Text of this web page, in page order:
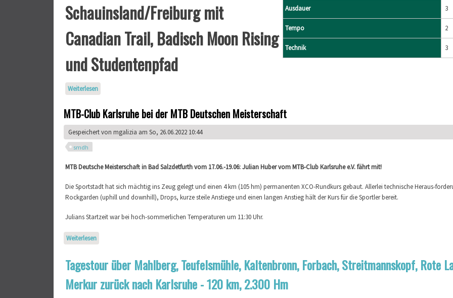
Schauinsland/Freiburg mit
Canadian Trail, Badisch Moon Rising
und Studentenpfad
Ausdauer 3
Tempo 2
Technik 3
Weiterlesen
MTB-Club Karlsruhe bei der MTB Deutschen Meisterschaft
Gespeichert von mgalizia am So, 26.06.2022 10:44
smdh
MTB Deutsche Meisterschaft in Bad Salzdetfurth vom 17.06.-19.06: Julian Huber vom MTB-Club Karlsruhe e.V. fährt mit!
Die Sportstadt hat sich mächtig ins Zeug gelegt und einen 4 km (105 hm) permanenten XCO-Rundkurs gebaut. Allerlei technische Heraus-
Rockgarden (uphill und downhill), Drops, kurze steile Anstiege und einen langen Anstieg hält der Kurs für die Sportler bereit.
Julians Startzeit war bei hoch-sommerlichen Temperaturen um 11:30 Uhr.
Weiterlesen
Tagestour über Mahlberg, Teufelsmühle, Kaltenbronn, Forbach, Streitmannskopf, Rote
Merkur zurück nach Karlsruhe - 120 km, 2.300 Hm